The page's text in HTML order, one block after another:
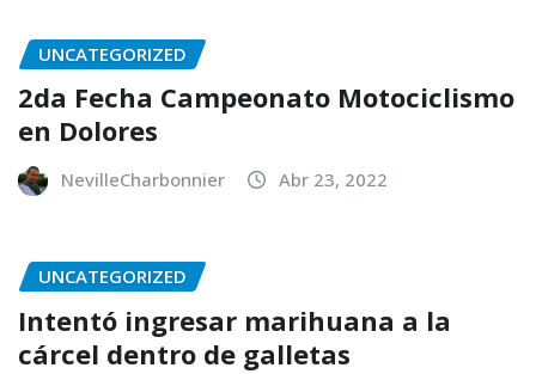
UNCATEGORIZED
2da Fecha Campeonato Motociclismo
en Dolores
NevilleCharbonnier Abr 23, 2022
UNCATEGORIZED
Intentó ingresar marihuana a la
cárcel dentro de galletas